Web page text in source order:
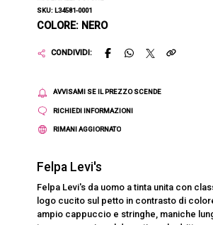
SKU: L34581-0001
COLORE: NERO
CONDIVIDI:
AVVISAMI SE IL PREZZO SCENDE
RICHIEDI INFORMAZIONI
RIMANI AGGIORNATO
Felpa Levi's
Felpa Levi's da uomo a tinta unita con
logo cucito sul petto in contrasto di
ampio cappuccio e stringhe, maniche